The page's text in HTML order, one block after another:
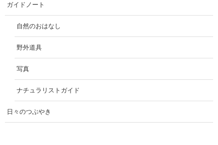
ガイドノート
自然のおはなし
野外道具
写真
ナチュラリストガイド
日々のつぶやき